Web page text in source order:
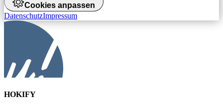
Cookies anpassen
DatenschutzImpressum
HOKIFY